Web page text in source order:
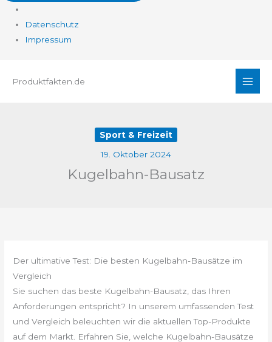
Datenschutz
Impressum
InhaltProduktfakten.de
Sport & Freizeit
19. Oktober 2024
Kugelbahn-Bausatz
Der ultimative Test: Die besten Kugelbahn-Bausätze im
Vergleich
Sie suchen das beste Kugelbahn-Bausatz, das Ihren
Anforderungen entspricht? In unserem umfassenden Test
und Vergleich beleuchten wir die aktuellen Top-Produkte
auf dem Markt. Erfahren Sie, welche Kugelbahn-Bausätze